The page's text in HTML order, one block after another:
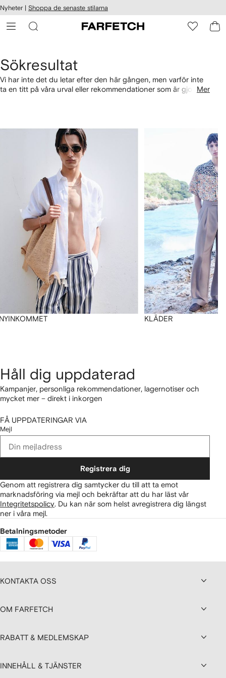
till
Nyheter | Shoppa de senaste stilarna
Sökresultat
Vi har inte det du letar efter den här gången, men varför inte
ta en titt på våra urval eller rekommendationer som är gjordaMer
KLÄDER
Håll dig uppdaterad
Kampanjer, personliga rekommendationer, lagernotiser och
mycket mer – direkt i inkorgen
FÅ UPPDATERINGAR VIA
Mejl
Registrera dig
Genom att registrera dig samtycker du till att ta emot
marknadsföring via mejl och bekräftar att du har läst vår
Integritetspolicy. Du kan när som helst avregistrera dig längst
ner i våra mejl.
Betalningsmetoder
KONTAKTA OSS
OM FARFETCH
RABATT & MEDLEMSKAP
INNEHÅLL & TJÄNSTER